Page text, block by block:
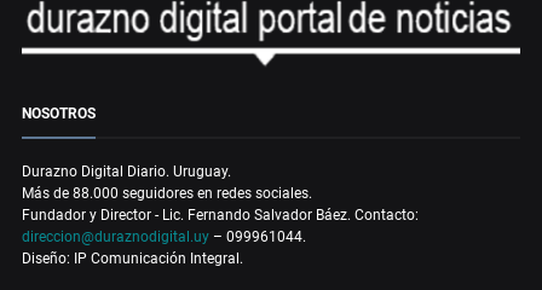
NOSOTROS
Durazno Digital Diario. Uruguay.
Más de 88.000 seguidores en redes sociales.
Fundador y Director - Lic. Fernando Salvador Báez. Contacto:
direccion@duraznodigital.uy – 099961044.
Diseño: IP Comunicación Integral.